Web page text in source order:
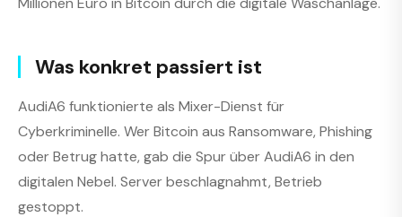
Was konkret passiert ist
AudiA6 funktionierte als Mixer-Dienst für
Cyberkriminelle. Wer Bitcoin aus Ransomware, Phishing
oder Betrug hatte, gab die Spur über AudiA6 in den
digitalen Nebel. Server beschlagnahmt, Betrieb
gestoppt.